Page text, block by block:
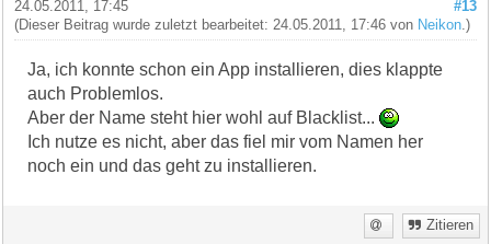
#13
24.05.2011, 17:45
(Dieser Beitrag wurde zuletzt bearbeitet: 24.05.2011, 17:46 von Neikon .)
Ja, ich konnte schon ein App installieren, dies klappte
auch Problemlos.
Aber der Name steht hier wohl auf Blacklist...
Ich nutze es nicht, aber das fiel mir vom Namen her
noch ein und das geht zu installieren.
Zitieren